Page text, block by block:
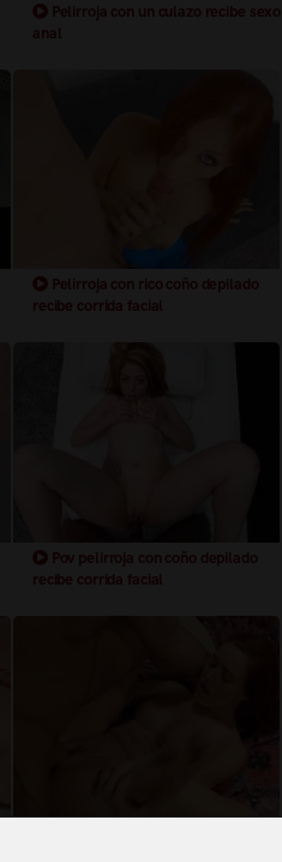
Pelirroja con un culazo recibe sexo
anal
Pelirroja con rico coño depilado
recibe corrida facial
Pov pelirroja con coño depilado
recibe corrida facial